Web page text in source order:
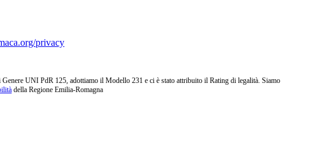
privacy
UNI PdR 125, adottiamo il Modello 231 e ci è stato attribuito il Rating di legalità. Siamo
della Regione Emilia-Romagna